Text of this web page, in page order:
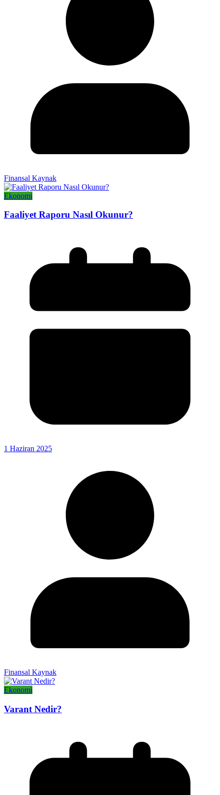
Finansal Kaynak
Ekonomi
Faaliyet Raporu Nasıl Okunur?
1 Haziran 2025
Finansal Kaynak
Ekonomi
Varant Nedir?